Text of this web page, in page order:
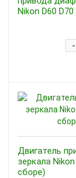
Nikon D60 D70
-
Двигатель
зеркала
сборе)